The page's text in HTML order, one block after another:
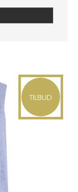
TILBUD